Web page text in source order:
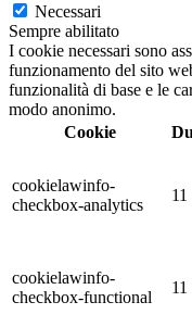
Necessari
Sempre abilitato
I cookie necessari sono
funzionamento del sito
funzionalità di base e le
modo anonimo.
Cookie
cookielawinfo-
checkbox-analytics
11
cookielawinfo-
checkbox-functional
11